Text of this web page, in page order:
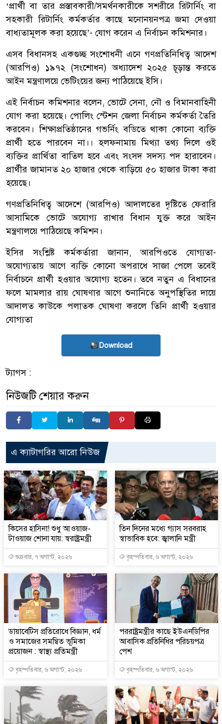
‘প্রার্থী বা তার প্রস্তাবকারী/সমর্থনকারীকে সশরীরে রিটার্নিং বা
সহকারী রিটার্নিং কর্মকর্তার কাছে মনোনয়নপত্র জমা দেওয়া
বাধ্যতামূলক করা হয়েছে’- যোগ করেন এ নির্বাচন কমিশনার।
এসব বিধানসহ একগুচ্ছ সংশোধনী এনে গণপ্রতিনিধিত্ব আদেশ
(আরপিও) ১৯৭২ (সংশোধন) অধ্যাদেশ ২০২৫ চূড়ান্ত করতে
আইন মন্ত্রণালয়ে ভেটিংয়ের জন্য পাঠিয়েছে ইসি।
এই নির্বাচন কমিশনার বলেন, ভোটে সেনা, নৌ ও বিমানবাহিনী
যোগ করা হয়েছে। পোলিং স্টেশন জেলা নির্বাচন কর্মকর্তা তৈরি
করবেন। শিক্ষাপ্রতিষ্ঠানের গভর্নিং বডিতে থাকা কোনো ব্যক্তি
প্রার্থী হতে পারবেন না।। হলফনামায় মিথ্যা তথ্য দিলে ওই
ব্যক্তির প্রার্থিতা বাতিল হবে এবং সংসদ সদস্য পদ হারাবেন।
প্রার্থীর জামানত ২০ হাজার থেকে বাড়িয়ে ৫০ হাজার টাকা করা
হয়েছে।
গণপ্রতিনিধিত্ব আদেশে (আরপিও) আদালতের দৃষ্টিতে ফেরারি
আসামিকে ভোটে অযোগ্য রাখার বিধান যুক্ত করে আইন
মন্ত্রণালয়ে পাঠিয়েছে কমিশন।
ইসির সংশ্লিষ্ট কর্মকর্তারা জানান, আরপিওতে যোগ্যতা-
অযোগ্যতায় আগে ব্যক্তি কোনো অপরাধে সাজা পেলে তবেই
নির্বাচনে প্রার্থী হওয়ার অযোগ্য হতেন। তবে নতুন এ বিধানের
ফলে মামলার রায় ঘোষণার আগে শুনানিতে অনুপস্থিতির দায়ে
আদালত কাউকে পলাতক ঘোষণা করলে তিনি প্রার্থী হওয়ার
যোগ্যতা
Download
ট্যাগস :
নিউজটি শেয়ার করুন
এ ক্যাটাগরির আরো নিউজ
কিসের হাসিনা! শুধু আওয়াজ-
টাওয়াজ শোনা যায়: স্বরাষ্ট্রমন্ত্রী
শুক্রবার, ৭ অগাস্ট, ২০২৬
তিন দিনের মধ্যে গ্যাস সরবরাহ
স্বাভাবিক হবে: জ্বালানি মন্ত্রী
বৃহস্পতিবার, ৬ অগাস্ট, ২০২৬
ডায়াবেটিস প্রতিরোধে বিজ্ঞান, ধর্ম
ও সমাজের সমন্বিত ভূমিকা
প্রয়োজন : স্বাস্থ্য প্রতিমন্ত্রী
বৃহস্পতিবার, ৬ অগাস্ট, ২০২৬
পররাষ্ট্রমন্ত্রীর কা‌ছে ইউএনডিপির
আবাসিক প্রতিনিধির পরিচয়পত্র
পেশ
বৃহস্পতিবার, ৬ অগাস্ট, ২০২৬